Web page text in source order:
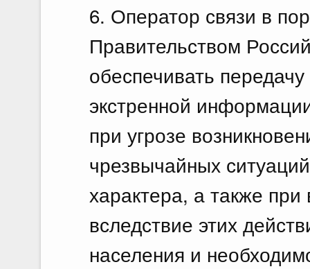
6. Оператор связи в
Правительством
обеспечивать
экстренной
при угрозе
чрезвычайных
характера, а также
вследствие этих
населения и